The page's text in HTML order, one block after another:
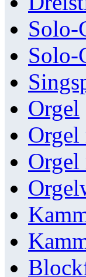
Solo-
Solo-
Orgel
Orgel
Orgel